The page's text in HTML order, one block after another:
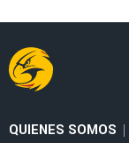
QUIENES SOMOS |